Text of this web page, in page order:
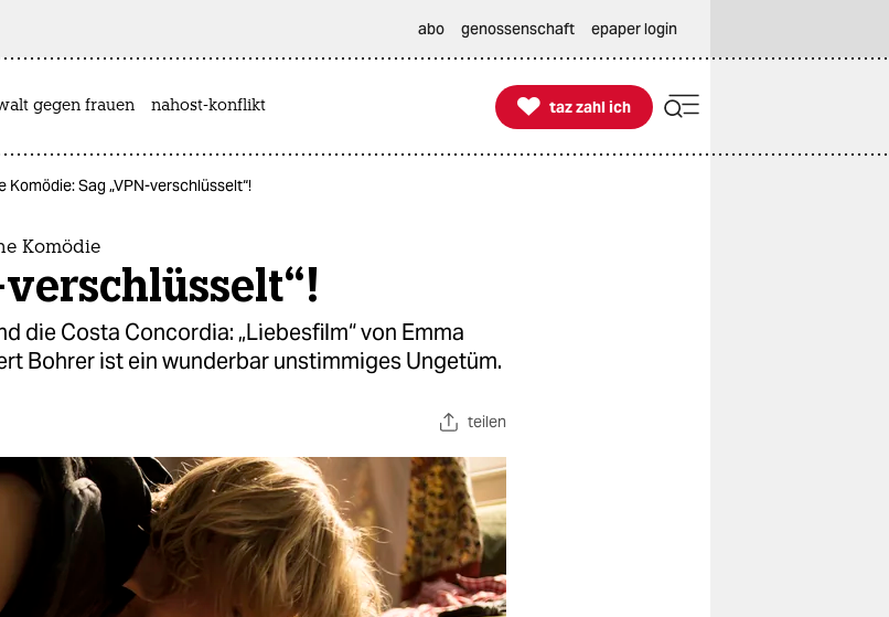
abo genossenschaft epaper login
gegen frauen nahost-konflikt 
taz zahl ich
taz zahl ich
Sag „VPN-verschlüsselt“!
Komödie
verschlüsselt“!
die Costa Concordia: „Liebesfilm“ von Emma
Bohrer ist ein wunderbar unstimmiges Ungetüm.
teilen